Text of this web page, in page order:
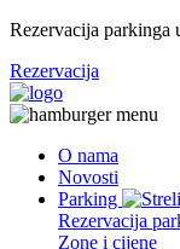
Rezervacija parkinga
Rezervacija
O nama
Novosti
Parking
Rezervacija
Zone i cijene